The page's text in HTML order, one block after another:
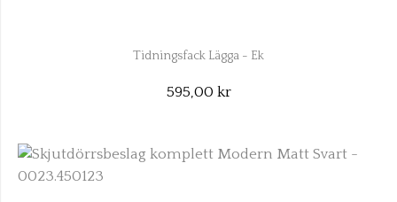
Tidningsfack Lägga - Ek
595,00 kr